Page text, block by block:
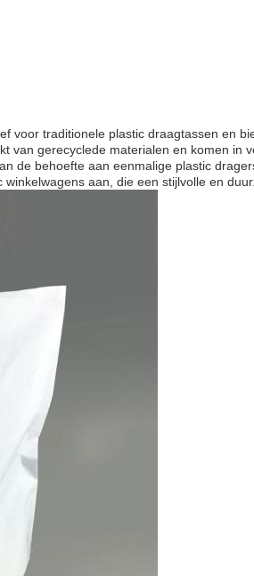
voor traditionele plastic draagtassen en
van gerecyclede materialen en komen in
de behoefte aan eenmalige plastic
aan, die een stijlvolle en